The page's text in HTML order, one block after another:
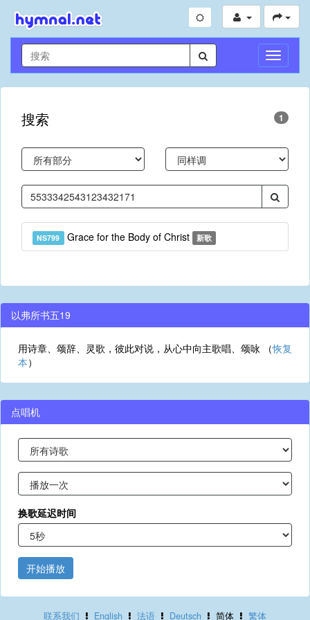
切
换
导
搜索 1
NS799 Grace for the Body of Christ 新歌
以弗所书五19
用诗章、颂辞、灵歌，彼此对说，从心中向主歌唱、颂咏 （恢复
本）
点唱机
换歌延迟时间
开始播放
联系我们 English 法语 Deutsch 简体 繁体